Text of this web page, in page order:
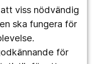
viss nödvändig
ska fungera för
för